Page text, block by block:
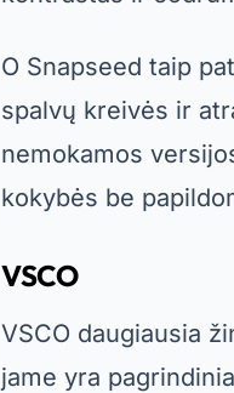
O Snapseed taip
spalvų kreivės ir
nemokamos
kokybės be
VSCO
VSCO daugiausia
jame yra